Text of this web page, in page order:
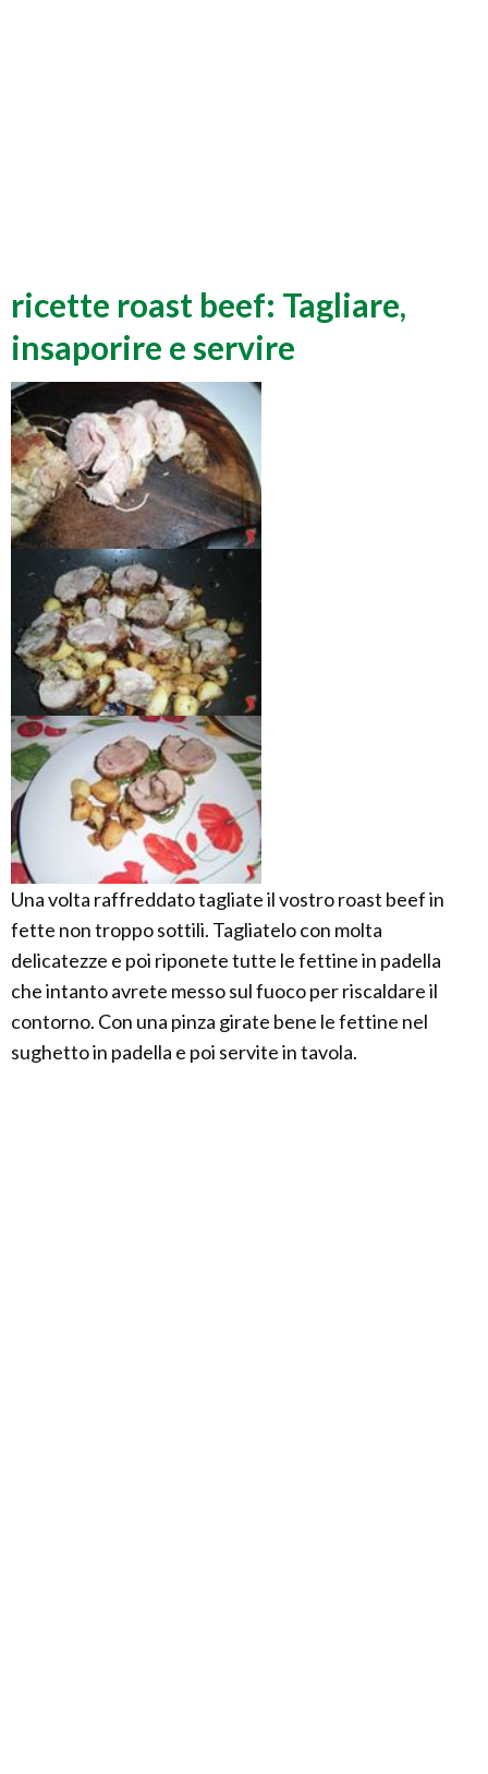
ricette roast beef: Tagliare,
insaporire e servire
Una volta raffreddato tagliate il vostro roast beef in
fette non troppo sottili. Tagliatelo con molta
delicatezze e poi riponete tutte le fettine in padella
che intanto avrete messo sul fuoco per riscaldare il
contorno. Con una pinza girate bene le fettine nel
sughetto in padella e poi servite in tavola.